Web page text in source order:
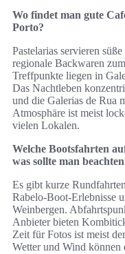
Wo findet man gute
Porto?
Pastelarias servieren
regionale Backwaren
Treffpunkte liegen in
Das Nachtleben
und die Galerias de Rua
Atmosphäre ist meist
vielen Lokalen.
Welche Bootsfahrten
was sollte man
Es gibt kurze
Rabelo‑Boot‑Erlebnisse
Weinbergen.
Anbieter bieten
Zeit für Fotos ist meist
Wetter und Wind können